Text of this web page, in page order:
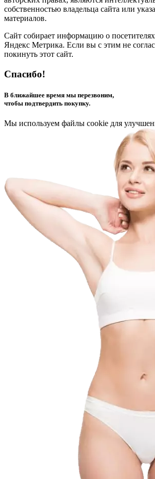
собственностью владельца сайта или
материалов.
Сайт собирает информацию о
Яндекс Метрика. Если вы с этим не
покинуть этот сайт.
Спасибо!
В ближайшее время мы перезвоним,
чтобы подтвердить покупку.
Мы используем файлы cookie для